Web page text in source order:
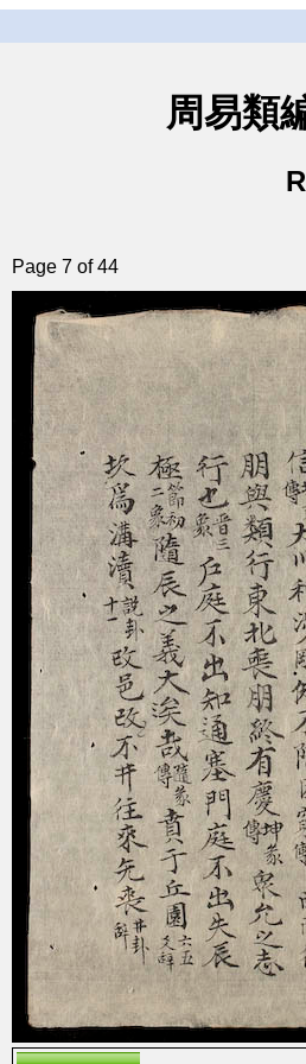
周易類
Page 7 of 44